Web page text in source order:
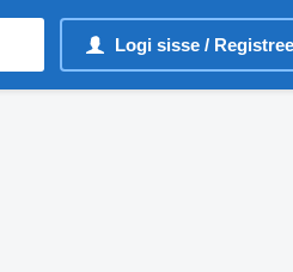
Logi sisse /